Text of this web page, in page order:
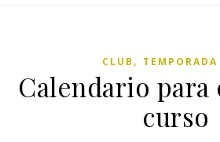
CLUB ,
Calendario para
curso